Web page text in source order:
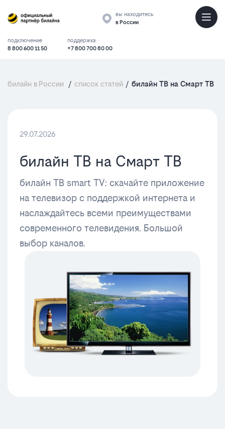
вы находитесь
в России
подключение
8 800 600 11 50
поддержка
+7 800 700 80 00
билайн в России / список статей / билайн ТВ на Смарт ТВ
29.07.2026
билайн ТВ на Смарт ТВ
билайн ТВ smart TV: скачайте приложение
на телевизор с поддержкой интернета и
наслаждайтесь всеми преимуществами
современного телевидения. Большой
выбор каналов.